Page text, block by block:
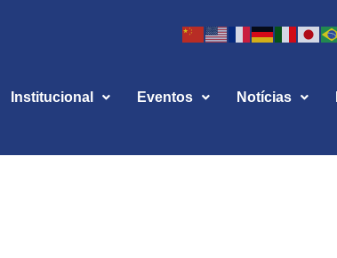
Institucional Eventos Notícias